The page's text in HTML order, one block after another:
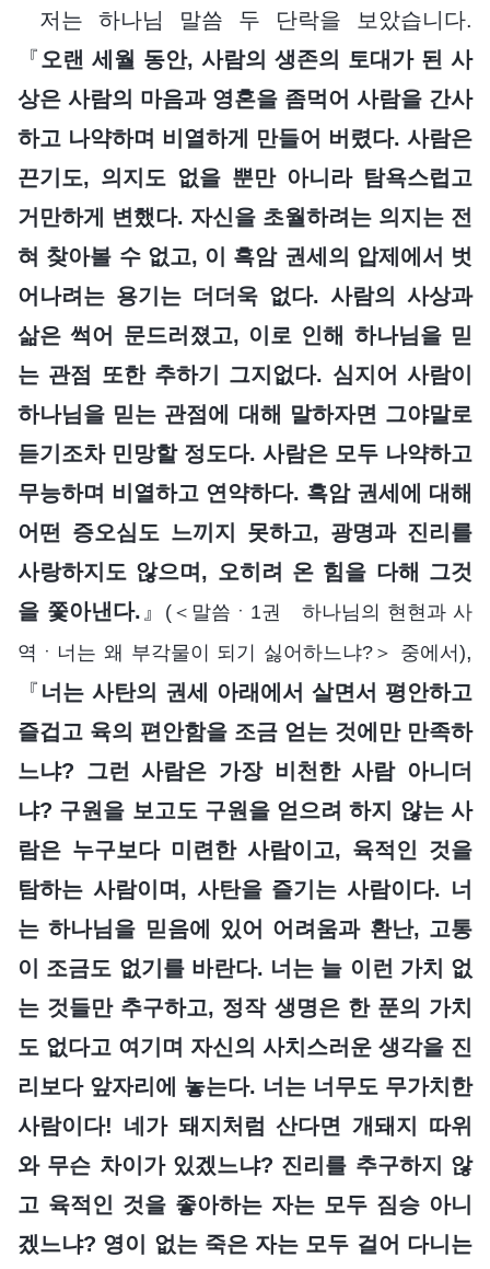
저는 하나님 말씀 두 단락을 보았습니다.
『오랜 세월 동안, 사람의 생존의 토대가 된 사
상은 사람의 마음과 영혼을 좀먹어 사람을 간사
하고 나약하며 비열하게 만들어 버렸다. 사람은
끈기도, 의지도 없을 뿐만 아니라 탐욕스럽고
거만하게 변했다. 자신을 초월하려는 의지는 전
혀 찾아볼 수 없고, 이 흑암 권세의 압제에서 벗
어나려는 용기는 더더욱 없다. 사람의 사상과
삶은 썩어 문드러졌고, 이로 인해 하나님을 믿
는 관점 또한 추하기 그지없다. 심지어 사람이
하나님을 믿는 관점에 대해 말하자면 그야말로
듣기조차 민망할 정도다. 사람은 모두 나약하고
무능하며 비열하고 연약하다. 흑암 권세에 대해
어떤 증오심도 느끼지 못하고, 광명과 진리를
사랑하지도 않으며, 오히려 온 힘을 다해 그것
을 쫓아낸다. 』
(＜말씀ㆍ1권 하나님의 현현과 사
역ㆍ너는 왜 부각물이 되기 싫어하느냐?＞ 중에서),
『 너는 사탄의 권세 아래에서 살면서 평안하고
즐겁고 육의 편안함을 조금 얻는 것에만 만족하
느냐? 그런 사람은 가장 비천한 사람 아니더
냐? 구원을 보고도 구원을 얻으려 하지 않는 사
람은 누구보다 미련한 사람이고, 육적인 것을
탐하는 사람이며, 사탄을 즐기는 사람이다. 너
는 하나님을 믿음에 있어 어려움과 환난, 고통
이 조금도 없기를 바란다. 너는 늘 이런 가치 없
는 것들만 추구하고, 정작 생명은 한 푼의 가치
도 없다고 여기며 자신의 사치스러운 생각을 진
리보다 앞자리에 놓는다. 너는 너무도 무가치한
사람이다! 네가 돼지처럼 산다면 개돼지 따위
와 무슨 차이가 있겠느냐? 진리를 추구하지 않
고 육적인 것을 좋아하는 자는 모두 짐승 아니
겠느냐? 영이 없는 죽은 자는 모두 걸어 다니는